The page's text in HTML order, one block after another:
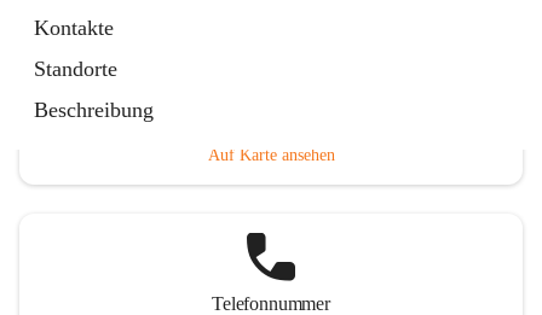
Kontakte
Standorte
Beschreibung
Auf Karte ansehen
Telefonnummer